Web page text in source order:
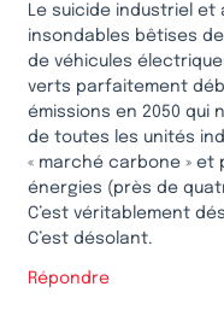
Le suicide industriel
insondables bêtises
de véhicules
verts parfaitement
émissions en 2050 qui
de toutes les unités
« marché carbone »
énergies (près de
C’est véritablement
C’est désolant.
Répondre